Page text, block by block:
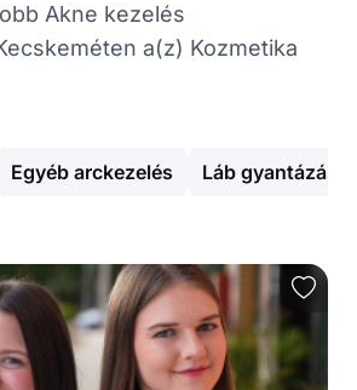
Akne kezelés
a(z) Kozmetika
Egyéb arckezelés Láb gyantázás